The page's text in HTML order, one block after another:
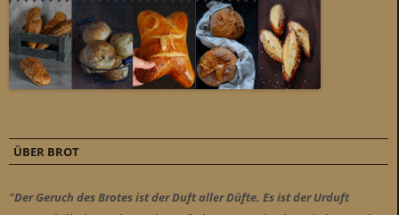
ÜBER BROT
"Der Geruch des Brotes ist der Duft aller Düfte. Es ist der Urduft